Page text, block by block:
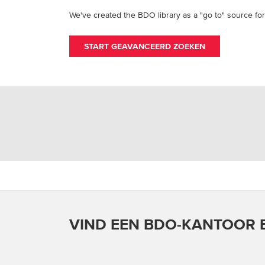
We've created the BDO library as a "go to" source
START GEAVANCEERD ZOEKEN
VIND EEN BDO-KANTOOR